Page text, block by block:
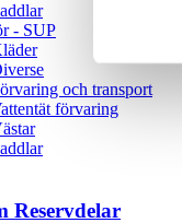
- SUP
och transport
förvaring
Reservdelar